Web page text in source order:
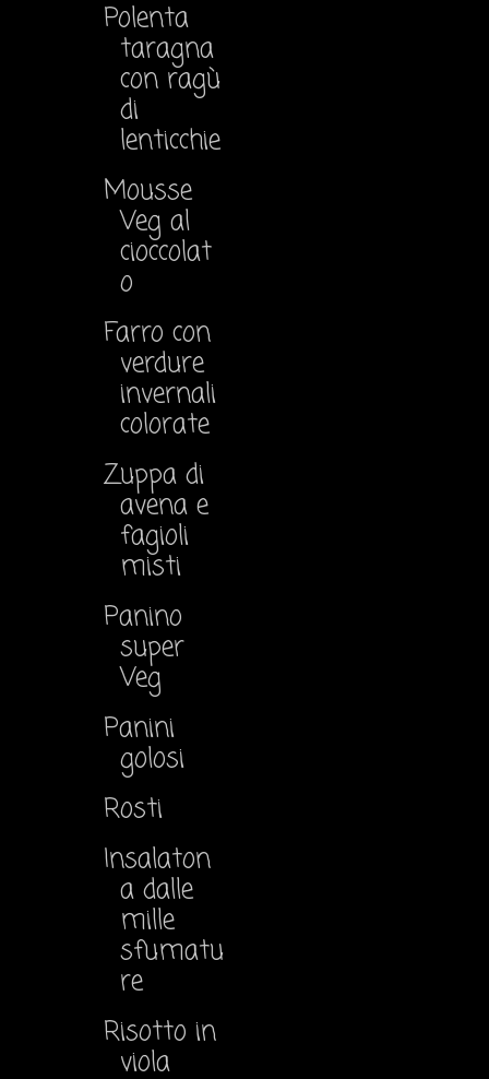
Polenta
taragna
con ragù
di
lenticchie
Mousse
Veg al
cioccolat
o
Farro con
verdure
invernali
colorate
Zuppa di
avena e
fagioli
misti
Panino
super
Veg
Panini
golosi
Rosti
Insalaton
a dalle
mille
sfumatu
re
Risotto in
viola